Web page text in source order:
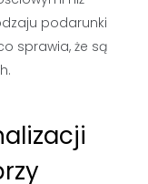
podarunki
sprawia, że są